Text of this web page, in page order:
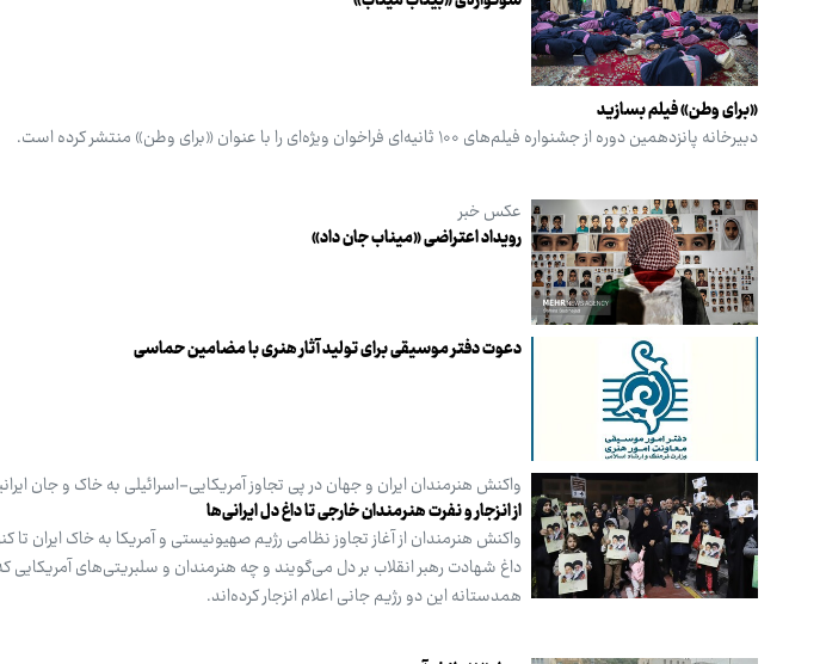
«برای وطن» فیلم بسازید
دبیرخانه پانزدهمین دوره از جشنواره فیلم‌های ۱۰۰ ثانیه‌ای فراخوان ویژه‌ای را با عنوان «برای وطن» منتشر کرده است.
عکس خبر
رویداد اعتراضی «میناب جان داد»
دعوت دفتر موسیقی برای تولید آثار هنری با مضامین حماسی
واکنش هنرمندان ایران و جهان در پی تجاوز آمریکایی-اسرائیلی به خاک و جان
از انزجار و نفرت هنرمندان خارجی تا داغ دل ایرانی‌ها
واکنش هنرمندان از آغاز تجاوز نظامی رژیم صهیونیستی و آمریکا به خاک ایران تا
داغ شهادت رهبر انقلاب بر دل می‌گویند و چه هنرمندان و سلبریتی‌های
همدستانه این دو رژیم جانی اعلام انزجار کرده‌اند.